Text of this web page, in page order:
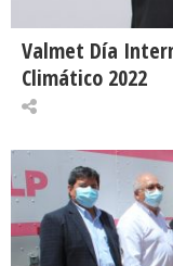
Valmet Día
Climático 2022